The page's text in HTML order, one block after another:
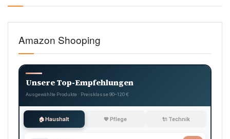
Amazon Shooping
Unsere Top-Empfehlungen
Ausgewählte Produkte · Preisklasse 90–120 €
🏠 Haushalt 💖 Pflege 🔌 Technik